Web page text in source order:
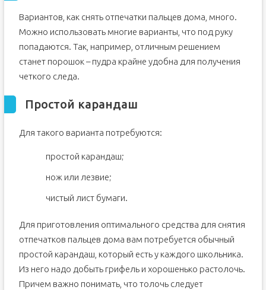
Как обмануть сканер отпечатков пальцев? Подробности
Искусственные отпечатки пальцев для iPhone 5S
Как сделать считыватель отпечатков пальцев телефона
более точным
Как обмануть сенсор отпечатка пальцев
Любой сканер отпечатка пальца можно взломать за 5
Как снять отпечатки пальцев в домашних условиях
отпечатками пальцев
Сканер отпечатка пальцев можно обойти с помощью
Вариантов, как снять отпечатки пальцев дома, много.
Можно использовать многие варианты, что под руку
попадаются. Так, например, отличным решением
станет порошок – пудра крайне удобна для получения
четкого следа.
Простой карандаш
Для такого варианта потребуются:
простой карандаш;
нож или лезвие;
чистый лист бумаги.
Для приготовления оптимального средства для снятия
отпечатков пальцев дома вам потребуется обычный
простой карандаш, который есть у каждого школьника.
Из него надо добыть грифель и хорошенько растолочь.
Причем важно понимать, что толочь следует